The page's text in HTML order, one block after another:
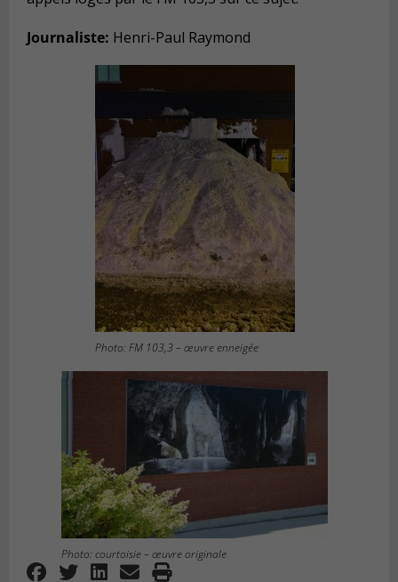
Journaliste: Henri-Paul Raymond
Photo: FM 103,3 – œuvre enneigée
Photo: courtoisie – œuvre originale